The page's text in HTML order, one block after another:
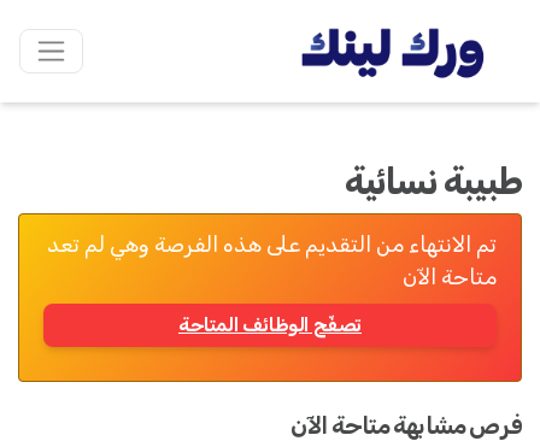
طبيبة نسائية
تم الانتهاء من التقديم على هذه الفرصة وهي لم تعد
متاحة الآن
تصفّح الوظائف المتاحة
فرص مشابهة متاحة الآن